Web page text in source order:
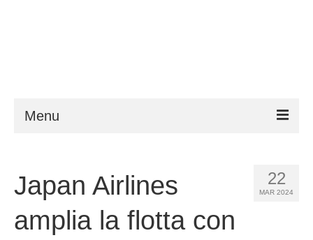
Menu
Requisiti 22
MAR 2024
Japan Airlines
amplia la flotta con